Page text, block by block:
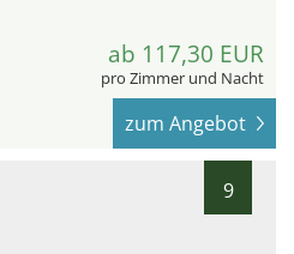
ab 117,30 EUR
pro Zimmer und Nacht
zum Angebot
9